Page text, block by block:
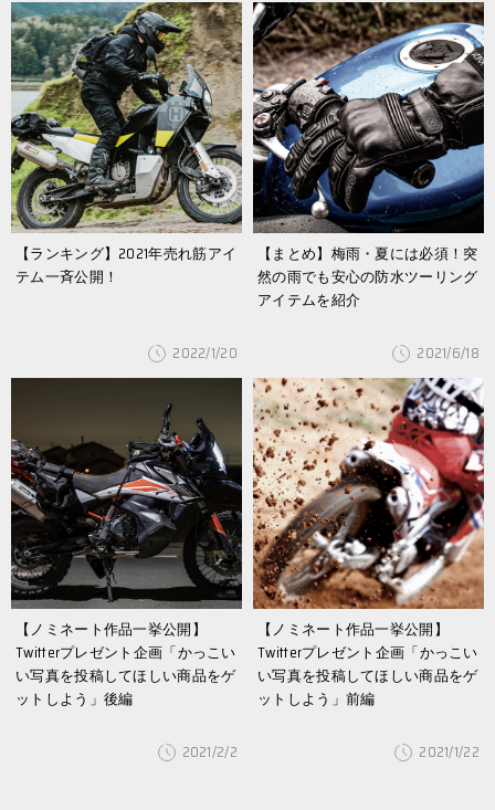
【ランキング】2021年売れ筋アイ
テム一斉公開！
2022/1/20
【まとめ】梅雨・夏には必須！突
然の雨でも安心の防水ツーリング
アイテムを紹介
2021/6/18
【ノミネート作品一挙公開】
Twitterプレゼント企画「かっこい
い写真を投稿してほしい商品をゲ
ットしよう」後編
2021/2/2
【ノミネート作品一挙公開】
Twitterプレゼント企画「かっこい
い写真を投稿してほしい商品をゲ
ットしよう」前編
2021/1/22